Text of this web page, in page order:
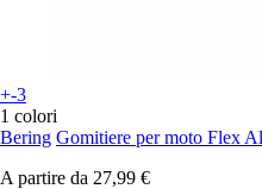
+-3
1 colori
Bering Gomitiere per moto Flex
A partire da 27,99 €